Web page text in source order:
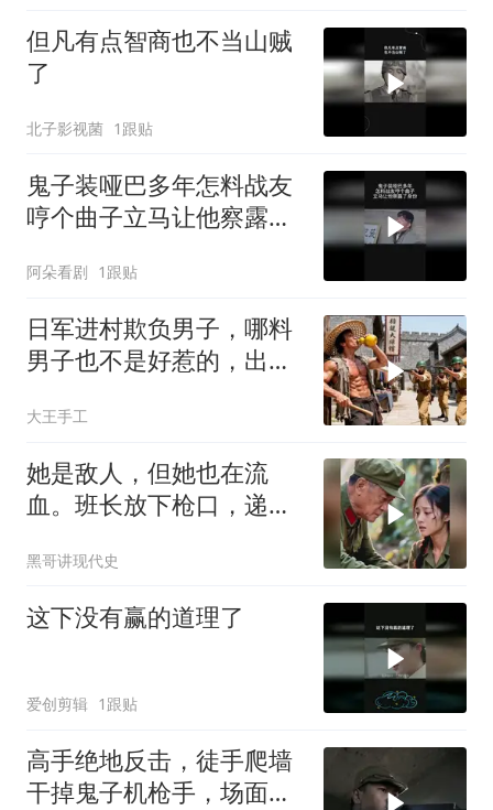
但凡有点智商也不当山贼
了
北子影视菌 1跟贴
鬼子装哑巴多年怎料战友
哼个曲子立马让他察露了
阿朵看剧 1跟贴
日军进村欺负男子，哪料
男子也不是好惹的，出手
大王手工
她是敌人，但她也在流
血。班长放下枪口，递出
黑哥讲现代史
这下没有赢的道理了
爱创剪辑 1跟贴
高手绝地反击，徒手爬墙
干掉鬼子机枪手，场面太